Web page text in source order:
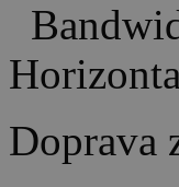
Doprava